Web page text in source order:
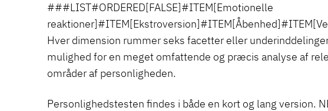
###LIST#ORDERED[FALSE]#ITEM[Emotionelle
Hver dimension rummer seks facetter eller
mulighed for en meget omfattende og præcis analyse af
områder af personligheden.
Personlighedstesten findes i både en kort og lang version.